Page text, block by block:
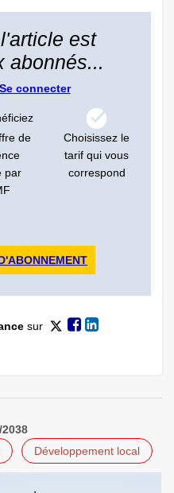
est
abonnés...
Se connecter
de
par
Choisissez le
tarif qui vous
correspond
sur
Développement local